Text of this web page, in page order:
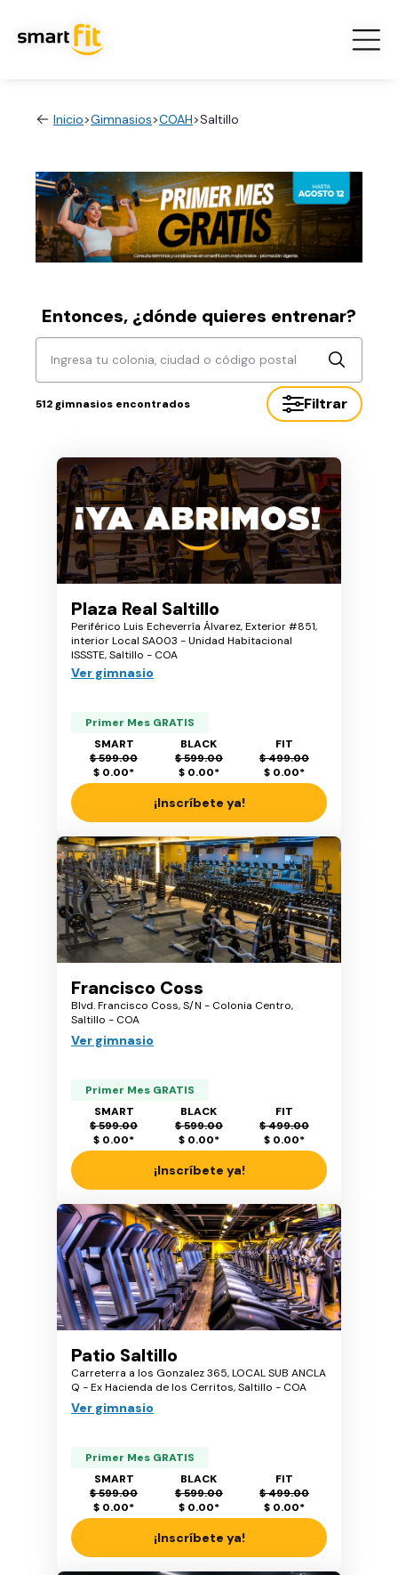
Inicio>Gimnasios>COAH>Saltillo
Entonces, ¿dónde quieres entrenar?
Ingresa tu colonia, ciudad o código postal
512gimnasios encontrados Filtrar
Plaza Real Saltillo
Periférico Luis Echeverría Álvarez, Exterior #851,
interior Local SA003 - Unidad Habitacional
ISSSTE, Saltillo - COA
Ver gimnasio
Primer Mes GRATIS
SMART
$ 599.00
$ 0.00*
BLACK
$ 599.00
$ 0.00*
FIT
$ 499.00
$ 0.00*
¡Inscríbete ya!
Francisco Coss
Blvd. Francisco Coss, S/N - Colonia Centro,
Saltillo - COA
Ver gimnasio
Primer Mes GRATIS
SMART
$ 599.00
$ 0.00*
BLACK
$ 599.00
$ 0.00*
FIT
$ 499.00
$ 0.00*
¡Inscríbete ya!
Patio Saltillo
Carreterra a los Gonzalez 365, LOCAL SUB ANCLA
Q - Ex Hacienda de los Cerritos, Saltillo - COA
Ver gimnasio
Primer Mes GRATIS
SMART
$ 599.00
$ 0.00*
BLACK
$ 599.00
$ 0.00*
FIT
$ 499.00
$ 0.00*
¡Inscríbete ya!